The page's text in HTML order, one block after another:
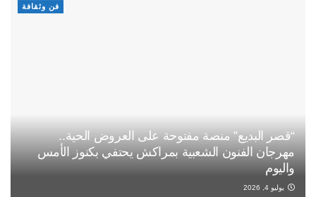
فن وثقافة
“قصر البديع” منصة مفتوحة على العروض الحية..
مهرجان الفنون الشعبية بمراكش يحتفي بكنوز الأمس
واليوم
يوليو 4, 2026